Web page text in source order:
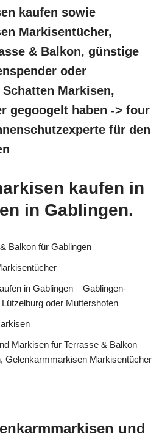
kaufen sowie
Markisentücher,
& Balkon, günstige
oder
Markisen,
gegoogelt haben -> four
für den
kaufen in
in Gablingen.
Balkon für Gablingen
in Gablingen – Gablingen-
oder Muttershofen
Markisen für Terrasse & Balkon
Gelenkarmmarkisen Markisentücher
und